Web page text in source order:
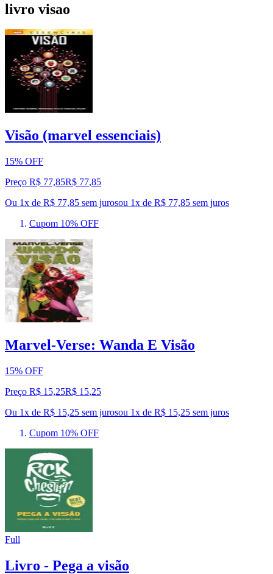
livro visao
Visão (marvel essenciais)
15% OFF
Preço R$ 77,85R$ 77,85
Ou 1x de R$ 77,85 sem jurosou 1x de R$ 77,85 sem juros
Cupom 10% OFF
Marvel-Verse: Wanda E Visão
15% OFF
Preço R$ 15,25R$ 15,25
Ou 1x de R$ 15,25 sem jurosou 1x de R$ 15,25 sem juros
Cupom 10% OFF
Full
Livro - Pega a visão